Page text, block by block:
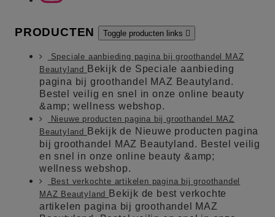
PRODUCTEN Toggle producten links 
Speciale aanbieding pagina bij groothandel MAZ
Beautyland
Bekijk de Speciale aanbieding
pagina bij groothandel MAZ Beautyland.
Bestel veilig en snel in onze online beauty
&amp; wellness webshop.
Nieuwe producten pagina bij groothandel MAZ
Beautyland
Bekijk de Nieuwe producten pagina
bij groothandel MAZ Beautyland. Bestel veilig
en snel in onze online beauty &amp;
wellness webshop.
Best verkochte artikelen pagina bij groothandel
MAZ Beautyland
Bekijk de best verkochte
artikelen pagina bij groothandel MAZ